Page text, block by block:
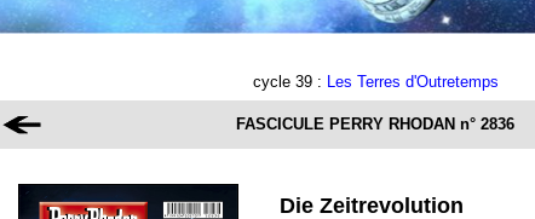
cycle 39 : Les Terres d'Outretemps
FASCICULE PERRY RHODAN n° 2836
Die Zeitrevolution